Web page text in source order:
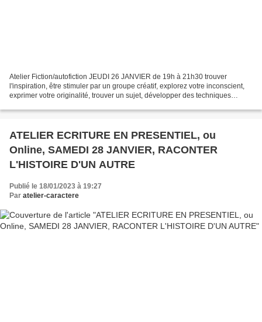
Atelier Fiction/autofiction JEUDI 26 JANVIER de 19h à 21h30 trouver
l'inspiration, être stimuler par un groupe créatif, explorez votre inconscient,
exprimer votre originalité, trouver un sujet, développer des techniques
ATELIER ECRITURE EN PRESENTIEL, ou
Online, SAMEDI 28 JANVIER, RACONTER
L'HISTOIRE D'UN AUTRE
Publié le 18/01/2023 à 19:27
Par atelier-caractere